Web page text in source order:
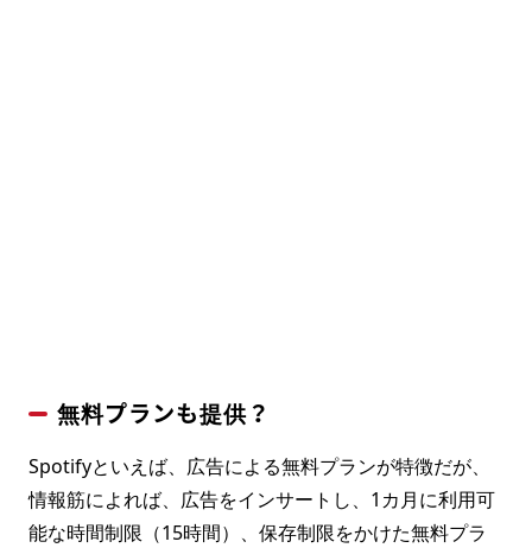
無料プランも提供？
Spotifyといえば、広告による無料プランが特徴だが、
情報筋によれば、広告をインサートし、1カ月に利用可
能な時間制限（15時間）、保存制限をかけた無料プラ